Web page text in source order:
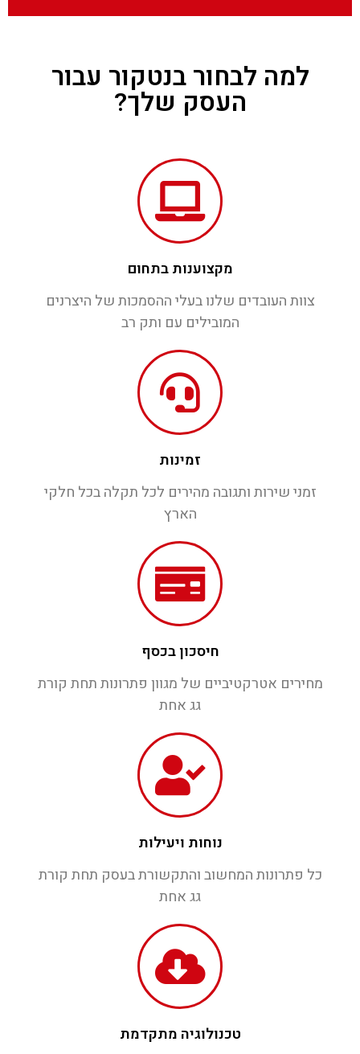
למה לבחור בנטקור עבור
העסק שלך?
מקצוענות בתחום
צוות העובדים שלנו בעלי ההסמכות של היצרנים
המובילים עם ותק רב
זמינות
זמני שירות ותגובה מהירים לכל תקלה בכל חלקי
הארץ
חיסכון בכסף
מחירים אטרקטיביים של מגוון פתרונות תחת קורת
גג אחת
נוחות ויעילות
כל פתרונות המחשוב והתקשורת בעסק תחת קורת
גג אחת
טכנולוגיה מתקדמת